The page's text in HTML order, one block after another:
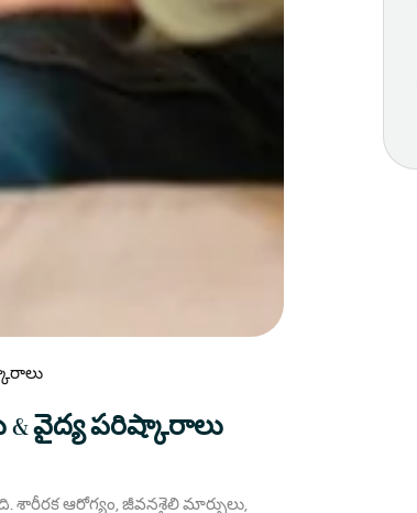
& వైద్య పరిష్కారాలు
ఆరోగ్యం, జీవనశైలి మార్పులు,